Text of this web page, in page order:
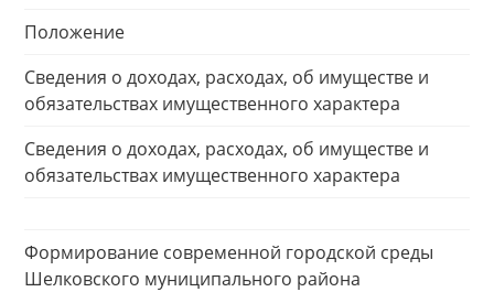
Положение
Сведения о доходах, расходах, об имуществе и
обязательствах имущественного характера
Сведения о доходах, расходах, об имуществе и
обязательствах имущественного характера
Формирование современной городской среды
Шелковского муниципального района